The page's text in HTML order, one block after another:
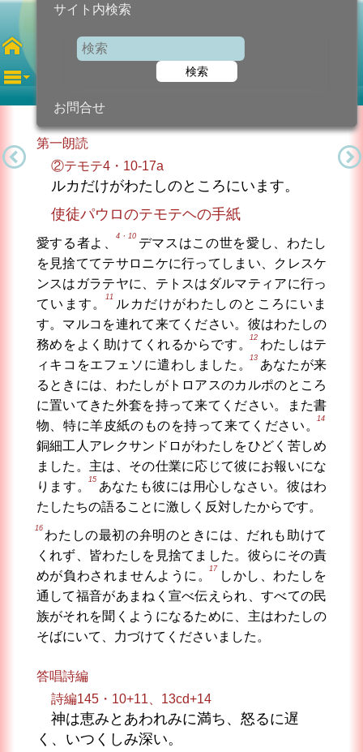
サイト内検索
検索
お問合せ
聖ルカ福音記者聖人の記念
第一朗読
②テモテ4・10-17a
ルカだけがわたしのところにいます。
使徒パウロのテモテヘの手紙
愛する者よ、
4・10
デマスはこの世を愛し、わたし
を見捨ててテサロニケに行ってしまい、クレスケ
ンスはガラテヤに、テトスはダルマティアに行っ
ています。
11
ルカだけがわたしのところにいま
す。マルコを連れて来てください。彼はわたしの
務めをよく助けてくれるからです。
12
わたしはテ
ィキコをエフェソに遣わしました。
13
あなたが来
るときには、わたしがトロアスのカルポのところ
に置いてきた外套を持って来てください。また書
物、特に羊皮紙のものを持って来てください。
14
銅細工人アレクサンドロがわたしをひどく苦しめ
ました。主は、その仕業に応じて彼にお報いにな
ります。
15
あなたも彼には用心しなさい。彼はわ
たしたちの語ることに激しく反対したからです。
16
わたしの最初の弁明のときには、だれも助けて
くれず、皆わたしを見捨てました。彼らにその責
めが負わされませんように。
17
しかし、わたしを
通して福音があまねく宣べ伝えられ、すべての民
族がそれを聞くようになるために、主はわたしの
そばにいて、力づけてくださいました。
答唱詩編
詩編145・10+11、13cd+14
神は恵みとあわれみに満ち、怒るに遅
く、いつくしみ深い。